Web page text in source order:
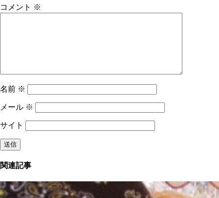
コメント ※
名前 ※
メール ※
サイト
関連記事